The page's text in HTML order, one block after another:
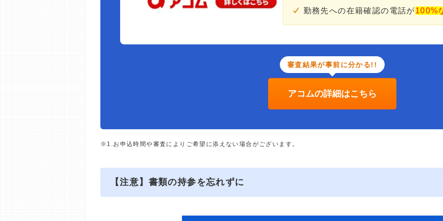
勤務先への在籍確認の電話が100%
審査結果が事前に分かる!!
アコムの詳細はこちら
※1.お申込時間や審査によりご希望に添えない場合がございます。
【注意】書類の持参を忘れずに